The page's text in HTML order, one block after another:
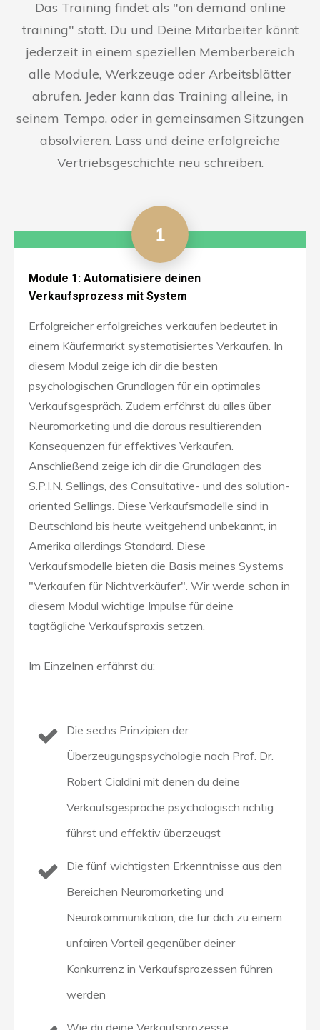
Das Training findet als "on demand online
training" statt. Du und Deine Mitarbeiter könnt
jederzeit in einem speziellen Memberbereich
alle Module, Werkzeuge oder Arbeitsblätter
abrufen. Jeder kann das Training alleine, in
seinem Tempo, oder in gemeinsamen Sitzungen
absolvieren. Lass und deine erfolgreiche
Vertriebsgeschichte neu schreiben.
1
Module 1: Automatisiere deinen
Verkaufsprozess mit System
Erfolgreicher erfolgreiches verkaufen bedeutet in
einem Käufermarkt systematisiertes Verkaufen. In
diesem Modul zeige ich dir die besten
psychologischen Grundlagen für ein optimales
Verkaufsgespräch. Zudem erfährst du alles über
Neuromarketing und die daraus resultierenden
Konsequenzen für effektives Verkaufen.
Anschließend zeige ich dir die Grundlagen des
S.P.I.N. Sellings, des Consultative- und des solution-
oriented Sellings. Diese Verkaufsmodelle sind in
Deutschland bis heute weitgehend unbekannt, in
Amerika allerdings Standard. Diese
Verkaufsmodelle bieten die Basis meines Systems
"Verkaufen für Nichtverkäufer". Wir werde schon in
diesem Modul wichtige Impulse für deine
tagtägliche Verkaufspraxis setzen.
Im Einzelnen erfährst du:
Die sechs Prinzipien der
Überzeugungspsychologie nach Prof. Dr.
Robert Cialdini mit denen du deine
Verkaufsgespräche psychologisch richtig
führst und effektiv überzeugst
Die fünf wichtigsten Erkenntnisse aus den
Bereichen Neuromarketing und
Neurokommunikation, die für dich zu einem
unfairen Vorteil gegenüber deiner
Konkurrenz in Verkaufsprozessen führen
werden